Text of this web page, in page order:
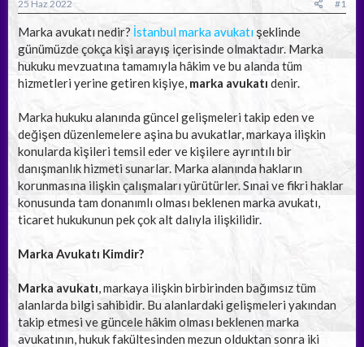
ş
l
a
t
a
n
t
a
r
h
i
25 Haz 2022 #1
Marka avukatı nedir? İstanbul marka avukatı şeklinde
günümüzde çokça kişi arayış içerisinde olmaktadır. Marka
hukuku mevzuatına tamamıyla hâkim ve bu alanda tüm
hizmetleri yerine getiren kişiye, marka avukatı denir.
Marka hukuku alanında güncel gelişmeleri takip eden ve
değişen düzenlemelere aşina bu avukatlar, markaya ilişkin
konularda kişileri temsil eder ve kişilere ayrıntılı bir
danışmanlık hizmeti sunarlar. Marka alanında hakların
korunmasına ilişkin çalışmaları yürütürler. Sınai ve fikri haklar
konusunda tam donanımlı olması beklenen marka avukatı,
ticaret hukukunun pek çok alt dalıyla ilişkilidir.
Marka Avukatı Kimdir?
Marka avukatı , markaya ilişkin birbirinden bağımsız tüm
alanlarda bilgi sahibidir. Bu alanlardaki gelişmeleri yakından
takip etmesi ve güncele hâkim olması beklenen marka
avukatının, hukuk fakültesinden mezun olduktan sonra iki